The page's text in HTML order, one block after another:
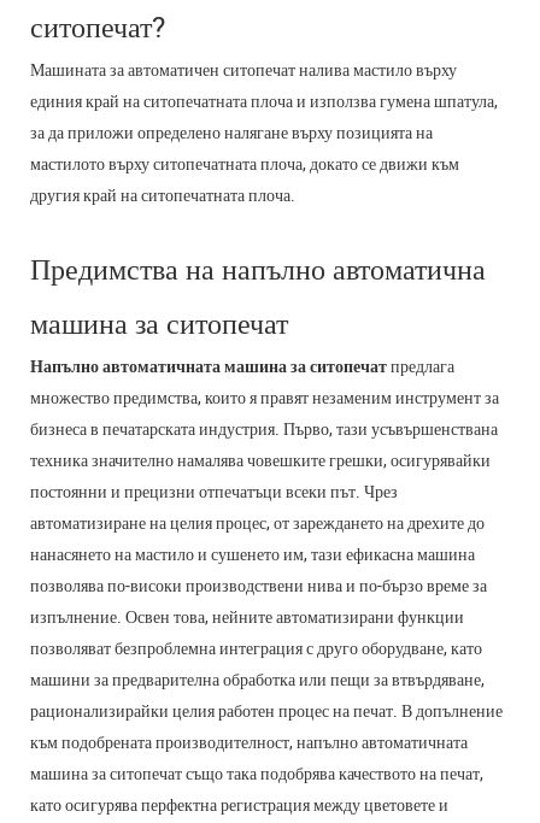
ситопечат?
Машината за автоматичен ситопечат налива мастило върху
единия край на ситопечатната плоча и използва гумена шпатула,
за да приложи определено налягане върху позицията на
мастилото върху ситопечатната плоча, докато се движи към
другия край на ситопечатната плоча.
Предимства на напълно автоматична
машина за ситопечат
Напълно автоматичната машина за ситопечатпредлага
множество предимства, които я правят незаменим инструмент за
бизнеса в печатарската индустрия. Първо, тази усъвършенствана
техника значително намалява човешките грешки, осигурявайки
постоянни и прецизни отпечатъци всеки път. Чрез
автоматизиране на целия процес, от зареждането на дрехите до
нанасянето на мастило и сушенето им, тази ефикасна машина
позволява по-високи производствени нива и по-бързо време за
изпълнение. Освен това, нейните автоматизирани функции
позволяват безпроблемна интеграция с друго оборудване, като
машини за предварителна обработка или пещи за втвърдяване,
рационализирайки целия работен процес на печат. В допълнение
към подобрената производителност, напълно автоматичната
машина за ситопечат също така подобрява качеството на печат,
като осигурява перфектна регистрация между цветовете и